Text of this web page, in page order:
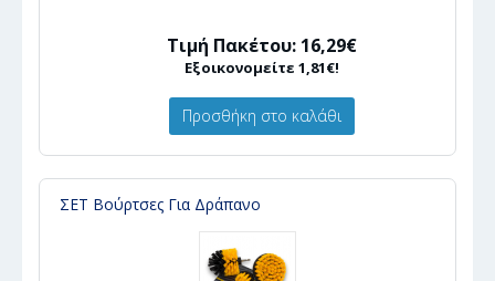
Τιμή Πακέτου: 16,29€
Εξοικονομείτε 1,81€!
Προσθήκη στο καλάθι
ΣΕΤ Βούρτσες Για Δράπανο